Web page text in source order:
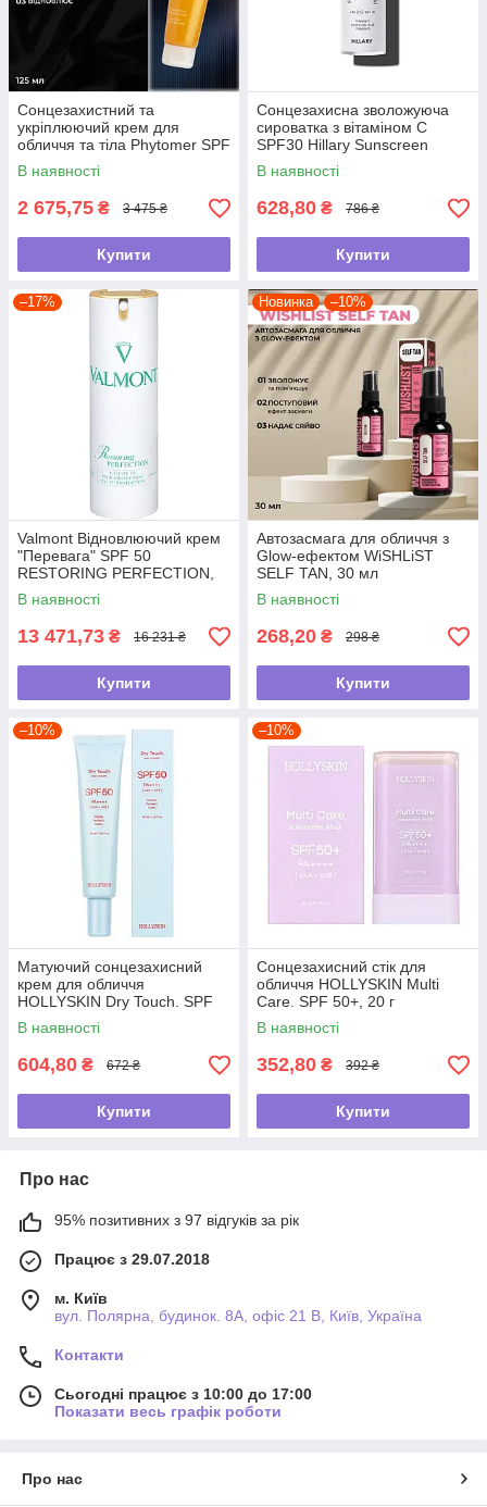
Сонцезахистний та
укріплюючий крем для
обличчя та тіла Phytomer SPF
30, 125 мл
В наявності
2 675,75 ₴ 3 475 ₴
Купити
Сонцезахисна зволожуюча
сироватка з вітаміном С
SPF30 Hillary Sunscreen
moisturier serum Vitamin C
SPF30, 30 мл
В наявності
628,80 ₴ 786 ₴
Купити
–17%
Valmont Відновлюючий крем
"Перевага" SPF 50
RESTORING PERFECTION,
30 мл
В наявності
13 471,73 ₴ 16 231 ₴
Купити
Новинка –10%
Автозасмага для обличчя з
Glow-ефектом WiSHLiST
SELF TAN, 30 мл
В наявності
268,20 ₴ 298 ₴
Купити
–10%
Матуючий сонцезахисний
крем для обличчя
HOLLYSKIN Dry Touch. SPF
50, 40 мл
В наявності
604,80 ₴ 672 ₴
Купити
–10%
Сонцезахисний стік для
обличчя HOLLYSKIN Multi
Care. SPF 50+, 20 г
В наявності
352,80 ₴ 392 ₴
Купити
Про нас
95% позитивних з 97 відгуків за рік
Працює з 29.07.2018
м. Київ
вул. Полярна, будинок. 8А, офіс 21 В, Київ, Україна
Контакти
Сьогодні працює з 10:00 до 17:00
Показати весь графік роботи
Про нас